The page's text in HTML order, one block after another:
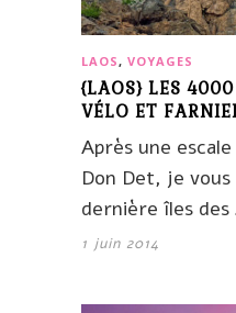
LAOS, VOYAGES
{LAOS} LES
VÉLO ET
Après une
Don Det, je
dernière îles
1 juin 2014